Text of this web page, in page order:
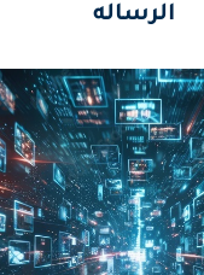
الرساله